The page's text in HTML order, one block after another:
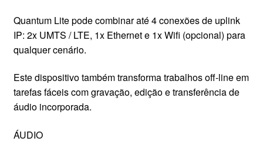
Quantum Lite pode combinar até 4 conexões de uplink
IP: 2x UMTS / LTE, 1x Ethernet e 1x Wifi (opcional) para
qualquer cenário.
Este dispositivo também transforma trabalhos off-line em
tarefas fáceis com gravação, edição e transferência de
áudio incorporada.
ÁUDIO